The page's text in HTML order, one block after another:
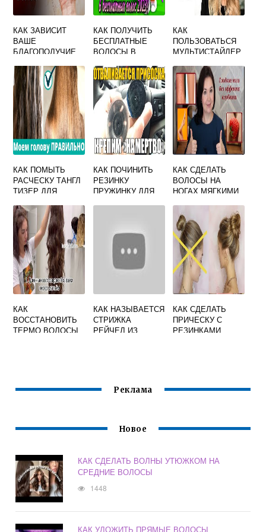
КАК ЗАВИСИТ
ВАШЕ
БЛАГОПОЛУЧИЕ
ВОЛОС
КАК ПОЛУЧИТЬ
БЕСПЛАТНЫЕ
ВОЛОСЫ В
ГОДА
КАК
ПОЛЬЗОВАТЬСЯ
МУЛЬТИСТАЙЛЕР
КАК ПОМЫТЬ
РАСЧЕСКУ ТАНГЛ
ТИЗЕР ДЛЯ
КАК ПОЧИНИТЬ
РЕЗИНКУ
ПРУЖИНКУ ДЛЯ
КАК СДЕЛАТЬ
ВОЛОСЫ НА
НОГАХ МЯГКИМИ
В ДОМАШНИХ
УСЛОВИЯХ
КАК
ВОССТАНОВИТЬ
ТЕРМО ВОЛОСЫ
КАК НАЗЫВАЕТСЯ
СТРИЖКА
РЕЙЧЕЛ ИЗ
КАК СДЕЛАТЬ
ПРИЧЕСКУ С
РЕЗИНКАМИ
Реклама
Новое
КАК СДЕЛАТЬ ВОЛНЫ УТЮЖКОМ НА
СРЕДНИЕ ВОЛОСЫ
1448
КАК УЛОЖИТЬ ПРЯМЫЕ ВОЛОСЫ